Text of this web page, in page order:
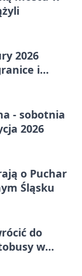
2026
i
- sobotnia
2026
o Puchar
Śląsku
do
w